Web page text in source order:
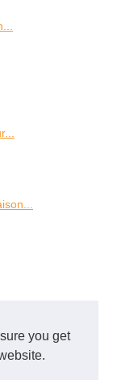
you get